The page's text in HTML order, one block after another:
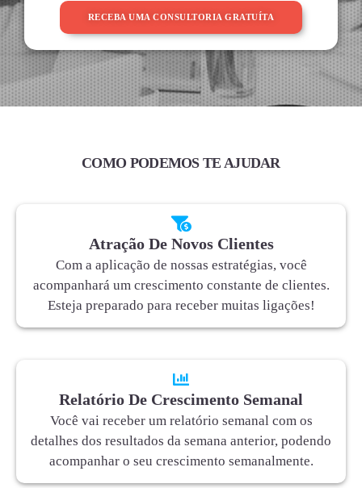
RECEBA UMA CONSULTORIA GRATUÍTA
COMO PODEMOS TE AJUDAR
Atração De Novos Clientes
Com a aplicação de nossas estratégias, você
acompanhará um crescimento constante de clientes.
Esteja preparado para receber muitas ligações!
Relatório De Crescimento Semanal
Você vai receber um relatório semanal com os
detalhes dos resultados da semana anterior, podendo
acompanhar o seu crescimento semanalmente.